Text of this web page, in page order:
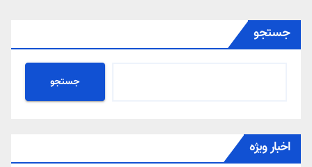
جستجو
جستجو
اخبار ویژه